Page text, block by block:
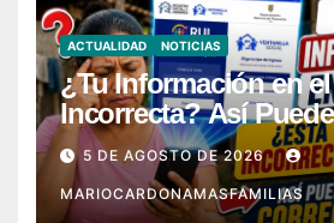
ACTUALIDAD NOTICIAS
¿Tu Información en el
Incorrecta? Así
5 DE AGOSTO DE 2026
MARIOCARDONAMASFAMILIAS